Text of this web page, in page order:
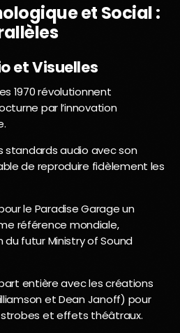
et Social :
et Visuelles
1970 révolutionnent
par l’innovation
standards audio avec son
de reproduire fidèlement les
le Paradise Garage un
référence mondiale,
futur Ministry of Sound
entière avec les créations
et Dean Janoff) pour
et effets théâtraux.